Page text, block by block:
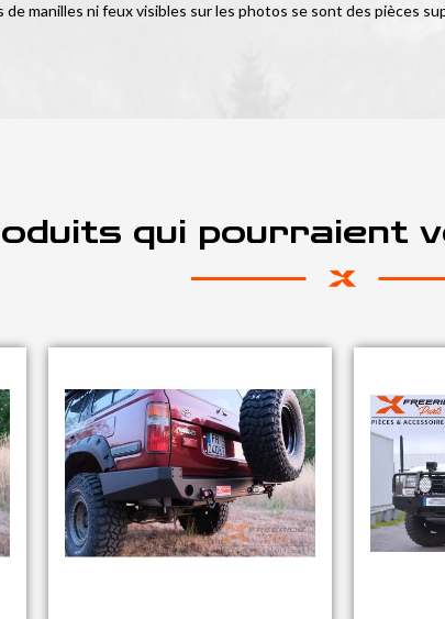
de manilles ni feux visibles sur les photos se sont des pièces
qui pourraient